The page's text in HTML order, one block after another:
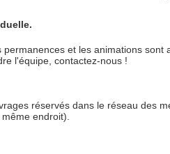
et les animations sont
l'équipe, contactez-nous !
réservés dans le réseau des
endroit).